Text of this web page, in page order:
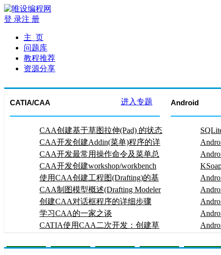
登 录注 册
主 页
问题库
教程推荐
资源分享
CATIA/CAA 进入专题
CAA创建基于草图拉伸(Pad) 的状态
命令
CAA开发创建Addin(菜单)程序的详
细步骤
CAA开发最常用操作命令及菜单总
结
CAA开发创建workshop/workbench
应用程序的详细步骤
使用CAA创建工程图(Drafting)的基
本步骤
CAA制图模型概述(Drafting Modeler
Overview)
创建CAA对话框程序的详细步骤
学习CAA的一家之谈
CATIA使用CAA二次开发：创建草
Components)
Android
决办
码归
用属
的问